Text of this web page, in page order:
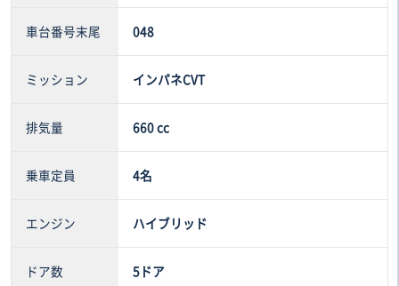
車台番号末尾 048
ミッション インパネCVT
排気量 660 cc
乗車定員 4名
エンジン ハイブリッド
ドア数 5ドア